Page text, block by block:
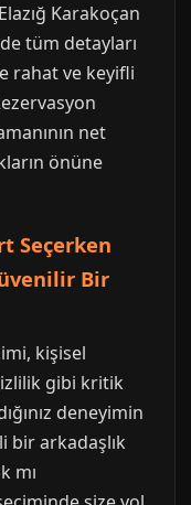
Karakoçan
tüm detayları
rahat ve keyifli
net
önüne
Seçerken
Bir
kişisel
gibi kritik
deneyimin
bir arkadaşlık
mı